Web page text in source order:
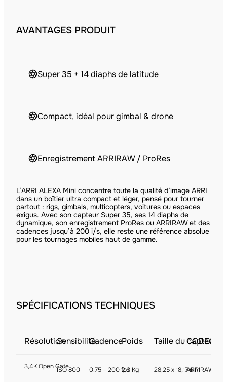
AVANTAGES PRODUIT
Super 35 + 14 diaphs de latitude
Compact, idéal pour gimbal & drone
Enregistrement ARRIRAW / ProRes
L’ARRI ALEXA Mini concentre toute la qualité d’image ARRI
dans un boîtier ultra compact et léger, pensé pour tourner
partout : rigs, gimbals, multicopters, voitures ou espaces
exigus. Avec son capteur Super 35, ses 14 diaphs de
dynamique, son enregistrement ProRes ou ARRIRAW et des
cadences jusqu’à 200 i/s, elle reste une référence absolue
pour les tournages mobiles haut de gamme.
SPÉCIFICATIONS TECHNIQUES
RésolutionSensibilitéCadencePoids Taille du capteur
CODECS
3,4K Open GateISO 800 0.75 – 200 fps2,3 Kg 28,25 x 18,17 mmARRIRAW,